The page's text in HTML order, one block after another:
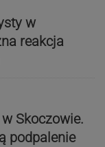
w
reakcja
w Skoczowie.
podpalenie